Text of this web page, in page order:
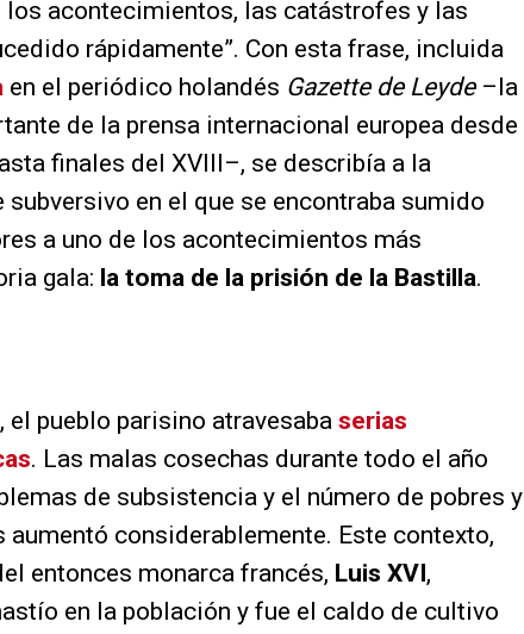
los acontecimientos, las catástrofes y las
rápidamente”. Con esta frase, incluida
en el periódico holandés Gazette de Leyde–la
de la prensa internacional europea desde
finales del XVIII–, se describía a la
en el que se encontraba sumido
a uno de los acontecimientos más
gala: la toma de la prisión de la Bastilla.
, el pueblo parisino atravesaba serias
. Las malas cosechas durante todo el año
de subsistencia y el número de pobres y
considerablemente. Este contexto,
entonces monarca francés, Luis XVI ,
en la población y fue el caldo de cultivo